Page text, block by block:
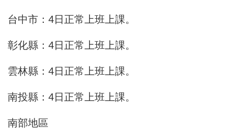
台中市：4日正常上班上課。
彰化縣：4日正常上班上課。
雲林縣：4日正常上班上課。
南投縣：4日正常上班上課。
南部地區